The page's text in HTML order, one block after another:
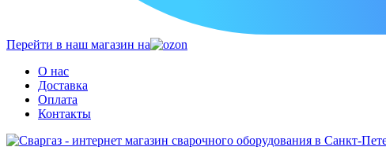
Перейти в наш магазин на
О нас
Доставка
Оплата
Контакты